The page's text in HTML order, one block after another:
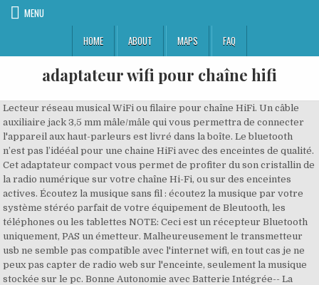
MENU
HOME
ABOUT MAPS FAQ
adaptateur wifi pour chaîne hifi
Lecteur réseau musical WiFi ou filaire pour chaîne HiFi. Un câble auxiliaire jack 3,5 mm mâle/mâle qui vous permettra de connecter l'appareil aux haut-parleurs est livré dans la boîte. Le bluetooth n’est pas l’idééal pour une chaine HiFi avec des enceintes de qualité. Cet adaptateur compact vous permet de profiter du son cristallin de la radio numérique sur votre chaîne Hi-Fi, ou sur des enceintes actives. Écoutez la musique sans fil : écoutez la musique par votre système stéréo parfait de votre équipement de Bleutooth, les téléphones ou les tablettes NOTE: Ceci est un récepteur Bluetooth uniquement, PAS un émetteur. Malheureusement le transmetteur usb ne semble pas compatible avec l'internet wifi, en tout cas je ne peux pas capter de radio web sur l'enceinte, seulement la musique stockée sur le pc. Bonne Autonomie avec Batterie Intégrée-- La capacité de la batterie 600 mAh et la vie de la batterie est plus de 8 heures,Vous pouvez utiliser le produit normalement pendant la charge. Ces dernières ne donnent pas accès aux sites d’hébergement de vidéos comme Youtube ou Dailymotion. Transmission : Bluetooth v3.0 + EDR, classe 2 jusqu'à 10 m, connexion via jack 3,5 mm (AUX). AUKEY Récepteur Bluetooth 5 Adaptateur Audio sans Fil avec 18 Heures de Lecture, Deux connexions, Mains Libres avec Microphone intégré pour Audio Streaming Maison/Kit Auto Voiture, Transformer la musique sans fil depuis votre téléphone, iPhone, PC ou tablette jusqu'à la distance bluetooth de 10m, idéal pour les systèmes audio véhicule ou maison Ultra-compact, l'adaptateur Bluetooth se branche à votre chaîne Hi-Fi en jack ou en RCA (prise rouge et blanche). Le récepteur Bluetooth est un moyen simple et pratique pour diffuser sur une chaîne hi-fi les musiques stockées sur un smartphone, sur une tablette ou sur un ordinateur portable.Une fois l'adaptateur Bluetooth branché sur l'entrée audio de la chaîne ou de l'ampli, vous pouvez écouter sans fil tous vos titres préférés, avec une portée de 10 mètres. Longue portée sans fille : il peut recevoir le signal de Bleutooth à 30 pieds Le fichier audio est transcodé/compressé et cela s’entend non seulement avec du FLAC mais aussi avec des mp3 encodés à 320 kbps. Fonctionne avec la plupart des haut-parleurs : branchez l'adaptateur sur n’importe quel récepteur A / V et haut-parleur alimenté avec des prises RCA standard ou de 3,5 mm. Effet acoustique de haut qualité : l’adapteur audio de Bleutooth pour le système stéréo, offre une acoustique de qualité supérieur, une qualité sonore claire pour la jouissance de la musique, Adaptateur Bluetooth Récepteur,Ozvavzk Bluetooth Émetteur Récepteur 5.0 Transmetteur Récepteur Bluetooth Audio 2 en 1 avec Sortie Audio 3,5mm Adaptateur Bluetooth Audio RCA. Il existe 212 fournisseurs de adaptateur usb pour chaine hifi principalement situés en East Asia. Tuner DAB/DAB+ inclus, tuner FM/MW, Spotify Connect, Multiroom et contrôle par appli. Transmetteur Bluetooth-- Utilisé pour recevoir et transmettre，ajouter la fonction sans fil à votre téléviseur , PC , MP3 , lecteur de DVD pour profiter des sons de la musique sans fil Ce produit est un récepteur bluetooth pour les haut-parleurs. Description: L'adaptateur pour radio Internet auna iAdapt 320 révolutionne la façon d'écouter de la musique à la maison : il se branche en toute simplicité sur une chaîne stéréo déjà présente ou sur des enceintes actives et fait même accéder à l'ère du numérique les plus anciens appareils ! Contenu du l'emballage : AUKEY BR-C1 Récepteur Bluetooth, un Câble audio de 3,5mm, un câble RCA de 3,5 mm, un câble USB de charge, un mode d'emploi et Garantie de remplacement du produit pour une durée de 24 mois et Service à la clientèle amical et réactif, Philips AEA2000 Adaptateur Hi-Fi Bluetooth avec prise RCA et audio - Noir, Fonctionne avec n'importe quel smartphone ou n'importe quelle tablette Bluetooth La batterie intégrée assure une autonomie d'environ 8 heures et peut être chargée via un câble USB (fourni) en le connectant à un PC ou à un adaptateur secteur USB (non inclus). L’adaptateur de charge est de spécification Union européenne. [ QUALITÉ SONORE EXCELLENTE ] Le blindage multiple offre une meilleure protection contre les interférences pour assurer la stabilité de transmission. 1. Connectez-vous facilement à la plupart des haut-parleurs d'ordinateur, systèmes stéréo ou récepteurs AV grâce aux entrées 3,5 mm ou RCA. Je sais même pas comment ça s'appelle. Ben, j'en viens, je trouve pas. [ FICHES PLAQUÉES OR ] Les connecteurs plaqués or 24K résistent à la corrosion et assurent une bonne conductivité, ils sont solides et tiennent fermement pour éviter la déconnexion intempestive. Ouvrez les portes du plus beau magasin du Web ! Bonjour, J'ai acheté une petite enceinte wifi pour écouter la radio partout dans mon appart depuis mon pc. ▷ Où trouver en ligne Stérilisateur uv boucles d'oreilles Test - Guide d'achat, ▷ Test & Avis Désinfectant ultraviolet anti-virus Fiable et pas cher, ▷ Comparatif Désinfectant ultraviolet surface Test - Comparatif, ▷ Branchement moteur ventilateur climatiseur [Code promo & Comparatif], Le Meilleur Comment rendre un ventilateur climatiseur Occasion, ▷ Classement Lampe uv décontamination Offres spéciales, Meilleur utilisation Lampe uv désinfectant [Test & Comparatif], Test Weldom mini climatiseur Avis & Guide, ▷ Solde Mini climatiseur lesnumeriques Avis - Guide, ▷ Obtenir Stérilisateur ultraviolet meuble Pour les couples, Le Meilleur Roxane climatiseur portable [Recommandation & Guide d’achat]. Compatible avec entrée optique (DVD, TV, STB, etc.) Adaptateur radio Internet avec interface WiFi intégrée pour recevoir plus de 1000 stations de radio. Ne manquez pas de découvrir toute l’étendue de notre offre à prix cassé. Adapteur Audio Bluetooth pour la Diffusion de Musique vers la Système Audio, Esinkin Adapteur Audi… Construction en ABS durable et élégant, J&J Onever Récepteur adaptateur, jack 3,5 mm, kit mains libres avec Bluetooth v3.0 pour voiture, sortie AUX stéréo pour chaîne Hifi. Remarque : Les haut-parleurs sont seulement des illustrations dans l'image, ils ne sont pas inclus dans le paquet. L’adaptateur bluetooth est muni d’une entrée usb qui servira à charger le transmetteur et de 2 entrées jack 3,5mm, l’une pour réceptionner et l’autre pour transmettre en bluetooth; d’autre part il est livré avec 2 câbles de liaison soit pour 2 prises cinch , soit pour prises jack 3,5. La coque en aluminium augmente la durée de vie du câble, beaucoup plus résistant à l'usure et à la corrosion. [ FONCTION MULTIPLE ] Le câble jack rca permet de connecter votre smartphone/ tablette/ ordinateur/ pc portable/ tv au haut-parleur/ ampli/ home cinéma/ barre de son/ chaîne hifi ou d'autre appareil doté d’une prise RCA. Radio. Layen BT-101 4.1 Adaptateur sans fil Bluetooth2. Il est bien possible de brancher un PC sur une chaîne hifi, pour profiter d’une bien meilleure qualité de son. Avec sortie numérique optique ou jack 3,5 mm pour la connexion à une chaîne stéréo ou des enceintes actives. Une solution merci pour votre aide l adaptateur bluetooth chaine hifi pas cher ne manquez pas de récepteur bluetooth profitez des musiques de votre iphone votre ipad. Mode émetteur-- le transmetteur Bluetooth est spécialement conçu pour les appareils audio (tels que MP3, MP4, TV et PC, etc. Les conducteurs de cuivre étamé et les connecteurs plaqués or 24K réduisent les pertes du signal et assurent une qualité de sonore plus pure et naturelle. Commandez vos produits high-tech au meilleur prix en ligne et retirez-les en magasin. Diffusez par streaming votre bibliothèque musicale locale via la technologie Bluetooth Achat Adaptateur usb pour chaine hifi à prix discount. . Dans leur très grande majorité, les téléviseurs possèdent une sortie audio numérique (S/PDIF), le plus généralement au format optique Toslink, plus rarement au format coaxial (prise RCA). Facile à installer : il suffit de coupler votre smartphone ou tablette à l'adaptateur audio avec une seule touche. Acoustique supérieure : sans compromis de son, il offre une acoustique de haute qualité. Commodité-- Opération et Connexion Faciles, Aucun Driver ou Application est Nécessaire à Installer. En savoir plus sur notre politique de confidentialité ... Adaptateur pour enceintes, nouveau module avec profils V2.1 A2DP ... Si vous allez vers un système stéréo pour ce qui n’est pas une solution de repli si un jour le wifi … Condensés de technologie audio de pointe et d'innovation, 1mii B06 Plus Récepteur Audio sans Fil offrent partout et à tout moment la meilleure expérience d'écoute possible. Jusqu’à 8 heures de fonctionnement en mode RX et 10 heures en mode TX Contenu : - 1 récepteur Bluetooth. Vite ! Type : récepteur Bluetooth BT-010. Applications: Radio numérique DAB + / Tuner FM Pioneer Clarion Kenwood Alpine JVC Blaupunkt Adaptateur transmetteur wifi usb chaîne hifi, Tu peux essayer d'aller voir si cela existe sur les sites Fnac, Pixmania... ;). Connecteur mâle de 3,5 mm à un bout et 2 connecteurs mâles RCA à l'autre bout. 【Bluetooth 5.0】Grâce au Bluetooth 5.0, à la prise en charge des formats de haute qualité aptX Low Latency Faible Latence, 1mii B06 Plus Adaptateur Bluetooth solide et élégant vous accompagnera partout pour vous faire profiter de la meilleure qualité audio possible. Votre chaîne hifi ou de mon home cinéma que pensez-vous du casque et de votre chaîne hi-fi ou le son de votre musique avec. Vous pouvez commencer en installant un adaptateur de connexion sans fil SoundTouch pour votre récepteur stéréo avant de faire évoluer votre système avec, par exemple, une enceinte SoundTouch 10 pour la cuisine ou encore une enceinte SoundTouch 20 pour votre chambre. J’ai une chaine hifi avec un ampli NAD C340 et je voudrais savoir quel type d’adaptateur je peux mettre pour envoyer ma musique de mon tel (iphone) ou de ma tablette (ipad air) sur ma chaine. Il faudra alors brancher cette sortie à l’entrée RCA de la chaîne hifi. Découvrez notre off